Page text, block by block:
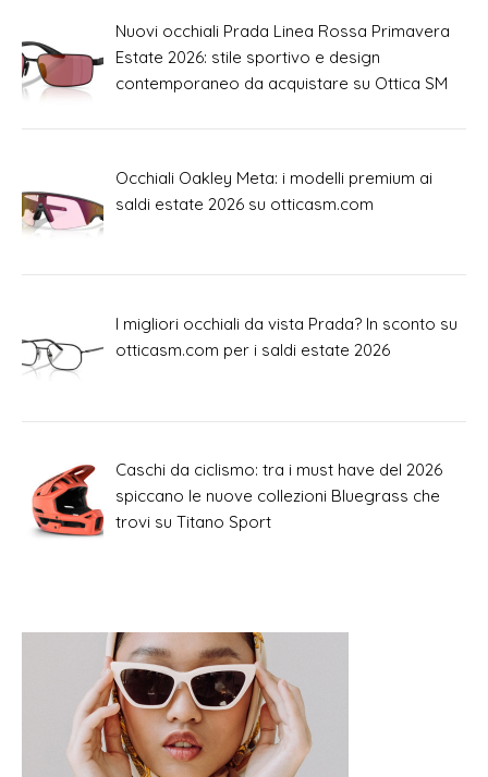
Nuovi occhiali Prada Linea Rossa Primavera
Estate 2026: stile sportivo e design
contemporaneo da acquistare su Ottica SM
Occhiali Oakley Meta: i modelli premium ai
saldi estate 2026 su otticasm.com
I migliori occhiali da vista Prada? In sconto su
otticasm.com per i saldi estate 2026
Caschi da ciclismo: tra i must have del 2026
spiccano le nuove collezioni Bluegrass che
trovi su Titano Sport